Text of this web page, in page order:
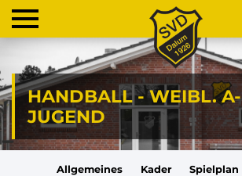
HANDBALL - WEIBL. A-
JUGEND
Allgemeines Kader Spielplan